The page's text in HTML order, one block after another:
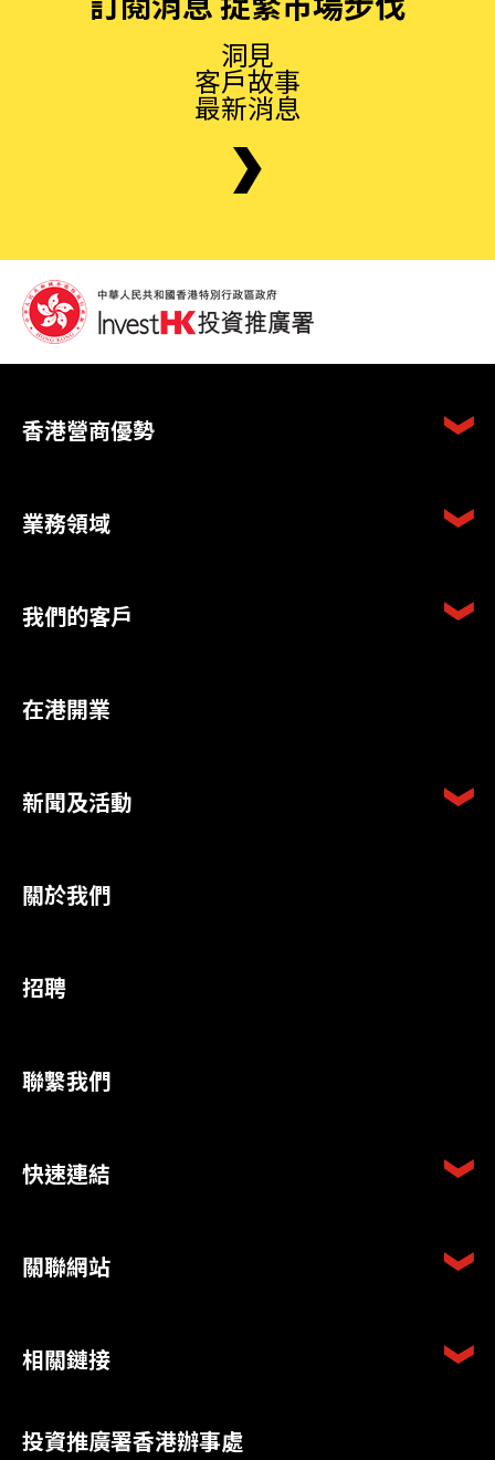
洞見
客戶故事
最新消息
香港營商優勢
業務領域
我們的客戶
在港開業
新聞及活動
關於我們
招聘
聯繫我們
快速連結
關聯網站
相關鏈接
投資推廣署香港辦事處